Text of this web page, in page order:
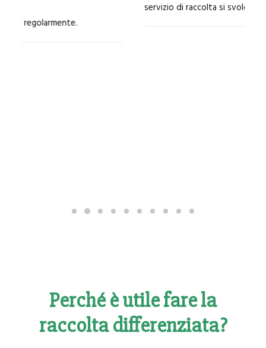
servizio di raccolta si svolgerà regolarmente.
Perché è utile fare la
raccolta differenziata?